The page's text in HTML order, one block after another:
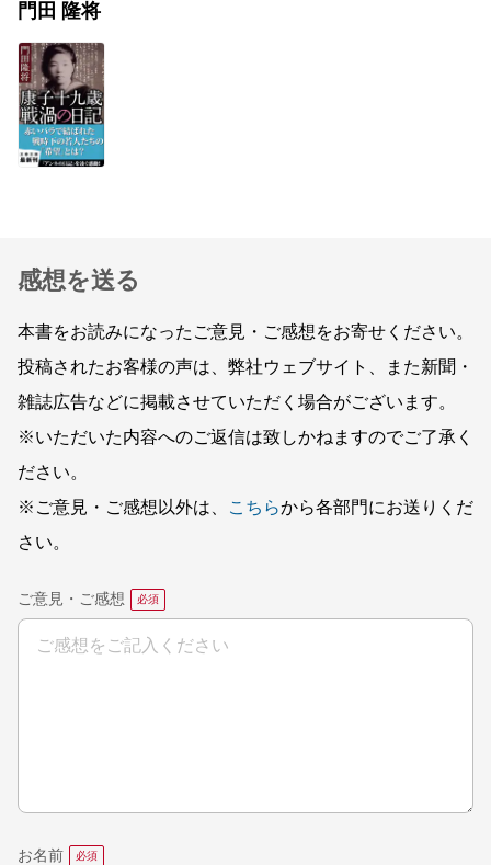
門田 隆将
感想を送る
本書をお読みになったご意見・ご感想をお寄せください。
投稿されたお客様の声は、弊社ウェブサイト、また新聞・
雑誌広告などに掲載させていただく場合がございます。
※いただいた内容へのご返信は致しかねますのでご了承く
ださい。
※ご意見・ご感想以外は、
こちらから各部門にお送りくだ
さい。
ご意見・ご感想
お名前